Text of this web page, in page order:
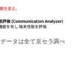
データは全て京セラ調べ